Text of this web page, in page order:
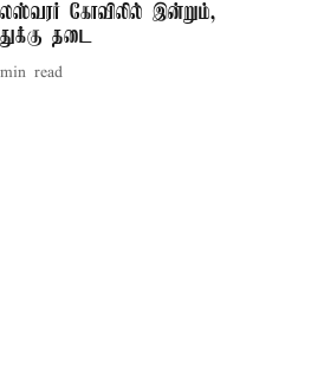
கோவிலில் இன்றும்,
தடை
min read